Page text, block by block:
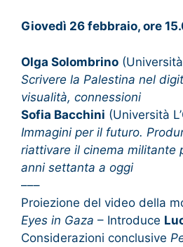
Giovedì 26 febbraio, ore
Olga Solombrino
Scrivere la Palestina nel
visualità, connessioni
Sofia Bacchini (Università
Immagini per il futuro.
riattivare il cinema militante
anni settanta a oggi
–––
Proiezione del video della
Eyes in Gaza – Introduce
Considerazioni conclusive